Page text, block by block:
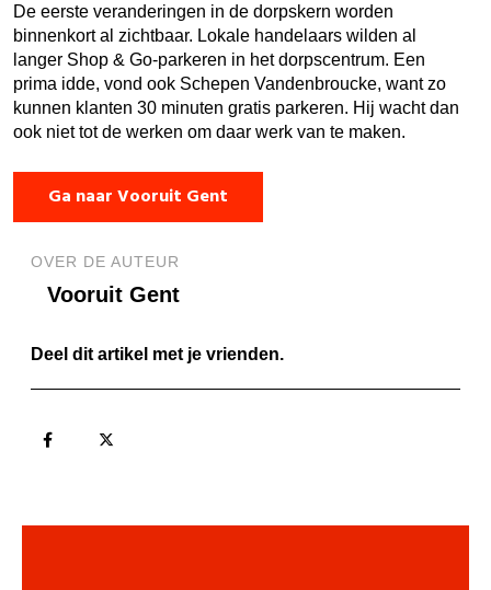
De eerste veranderingen in de dorpskern worden
binnenkort al zichtbaar. Lokale handelaars wilden al
langer Shop & Go-parkeren in het dorpscentrum. Een
prima idde, vond ook Schepen Vandenbroucke, want zo
kunnen klanten 30 minuten gratis parkeren. Hij wachtdan
ook niet tot de werken om daar werk van te maken.
Ga naar Vooruit Gent
OVER DE AUTEUR
Vooruit Gent
Deel dit artikel met je vrienden.